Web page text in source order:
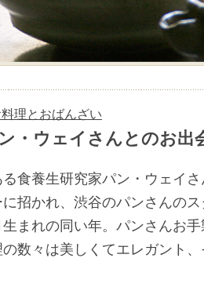
理とおばんざい
・ウェイさんとのお出
食養生研究家パン・ウェイさ
招かれ、渋谷のパンさんの
まれの同い年。パンさんお手
数々は美しくてエレガント